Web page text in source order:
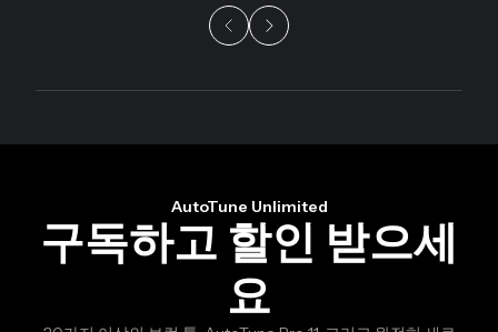
AutoTune Unlimited
구독하고 할인 받으세
요